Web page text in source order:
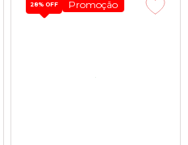
28% OFF Promoção